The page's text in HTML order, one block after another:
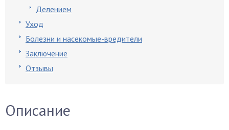
Делением
Уход
Болезни и насекомые-вредители
Заключение
Отзывы
Описание